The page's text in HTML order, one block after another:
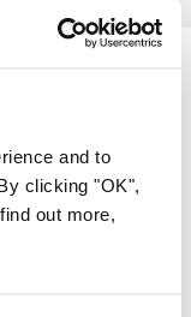
and to
clicking "OK",
out more,